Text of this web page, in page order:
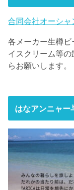
合同会社オーシャ
各メーカー生樽
イスクリーム等
らお願いします。
はなアンニャー